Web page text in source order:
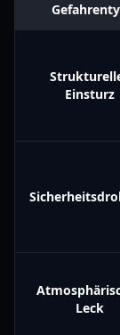
Einsturz
Leck